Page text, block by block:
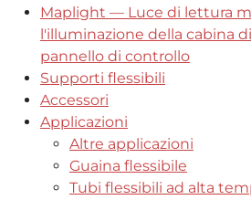
Maplight — Luce di lettura
l'illuminazione della cabina
pannello di controllo
Supporti flessibili
Accessori
Applicazioni
Altre applicazioni
Guaina flessibile
Tubi flessibili ad alta